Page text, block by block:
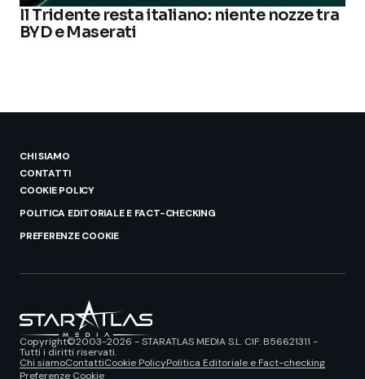
Il Tridente resta italiano: niente nozze tra
BYD e Maserati
CHI SIAMO
CONTATTI
COOKIE POLICY
POLITICA EDITORIALE E FACT-CHECKING
PREFERENZE COOKIE
Copyright©2003-2026 - STARATLAS MEDIA S.L. CIF: B56621311 -
Tutti i diritti riservati.
Chi siamoContattiCookie PolicyPolitica Editoriale e Fact-checking
Preferenze Cookie